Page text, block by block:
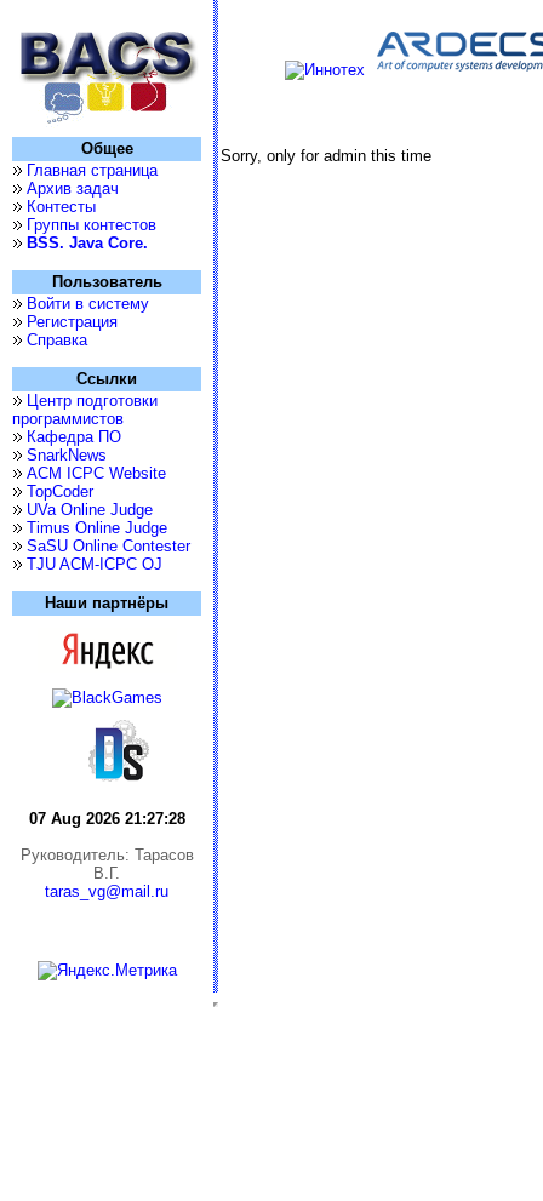
Общее
Главная страница
Архив задач
Контесты
Группы контестов
BSS. Java Core.
Пользователь
Войти в систему
Регистрация
Справка
Ссылки
Центр подготовки
программистов
Кафедра ПО
SnarkNews
ACM ICPC Website
TopCoder
UVa Online Judge
Timus Online Judge
SaSU Online Contester
TJU ACM-ICPC OJ
Наши партнёры
07 Aug 2026 21:27:28
Руководитель: Тарасов
В.Г.
taras_vg@mail.ru
Sorry, only for admin this time